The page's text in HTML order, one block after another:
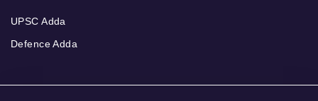
UPSC Adda
Defence Adda